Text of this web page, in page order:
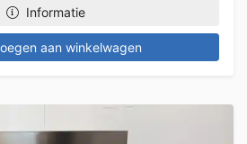
Informatie
aan winkelwagen